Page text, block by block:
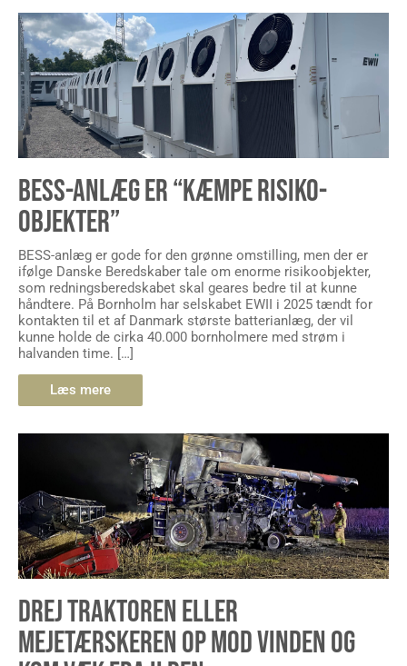
BESS-ANLÆG ER “KÆMPE RISIKO-
OBJEKTER”
BESS-anlæg er gode for den grønne omstilling, men der er
som redningsberedskabet skal geares bedre til at kunne
håndtere. På Bornholm har selskabet EWII i 2025 tændt for
kontakten til et af Danmark største batterianlæg, der vil
kunne holde de cirka 40.000 bornholmere med strøm i
halvanden time. […]
Læs mere
DREJ TRAKTOREN ELLER
MEJETÆRSKEREN OP MOD VINDEN OG
KOM VÆK FRA ILDEN